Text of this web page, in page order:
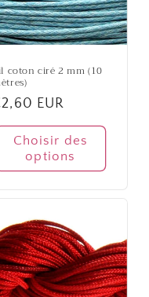
coton ciré 2 mm (10
EUR
Choisir des
options